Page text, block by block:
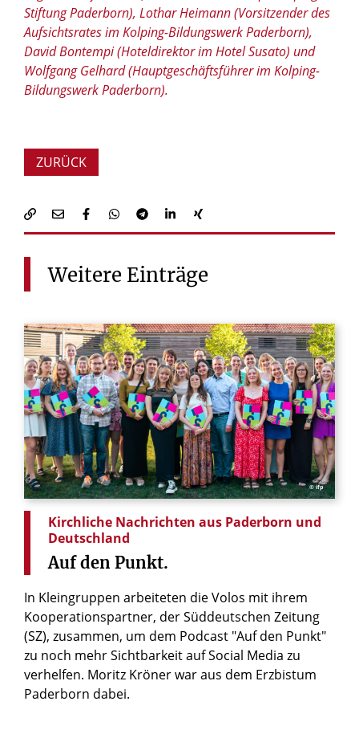
Stiftung Paderborn), Lothar Heimann (Vorsitzender des
Aufsichtsrates im Kolping-Bildungswerk Paderborn),
David Bontempi (Hoteldirektor im Hotel Susato) und
Wolfgang Gelhard (Hauptgeschäftsführer im Kolping-
Bildungswerk Paderborn).
ZURÜCK
Weitere Einträge
© ifp
Kirchliche Nachrichten aus Paderborn und
Deutschland
Auf den Punkt.
In Kleingruppen arbeiteten die Volos mit ihrem
Kooperationspartner, der Süddeutschen Zeitung
(SZ), zusammen, um dem Podcast "Auf den Punkt"
zu noch mehr Sichtbarkeit auf Social Media zu
verhelfen. Moritz Kröner war aus dem Erzbistum
Paderborn dabei.